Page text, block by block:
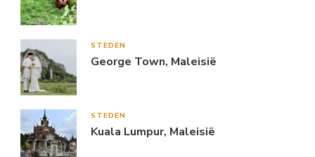
STEDEN
George Town, Maleisië
STEDEN
Kuala Lumpur, Maleisië